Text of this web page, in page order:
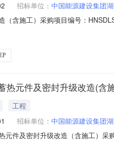
招标单位： 中国能源建设集团
含施工）采购项目编号：
货物谈判采购（邀请）采购单位
项目类型：火电公示期限：
热元件及密封升级改造(含
工程
招标单位： 中国能源建设集团
元件及密封升级改造（含施工）